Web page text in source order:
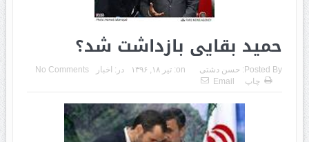
حمید بقایی بازداشت شد؟
Posted By: حسن دشتی on: تیر ۱۸, ۱۳۹۶ در: اخبار
No Comments
چاپ
Email